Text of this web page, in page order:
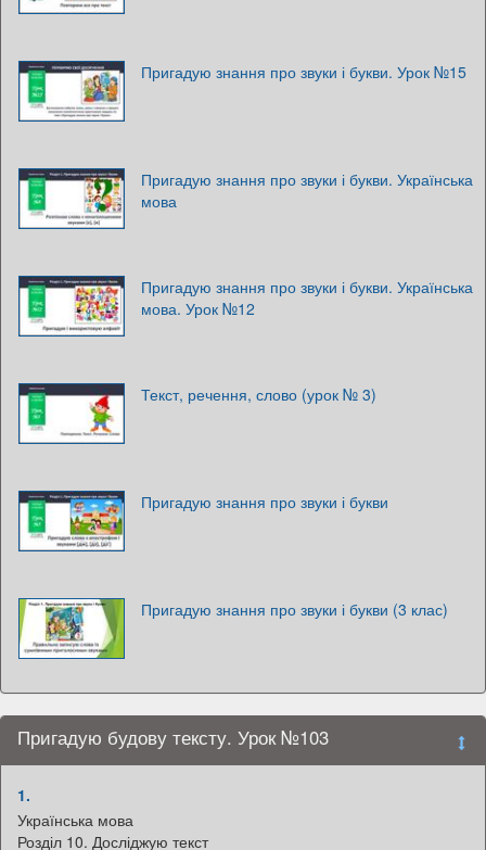
Пригадую знання про звуки і букви. Урок №15
Пригадую знання про звуки і букви. Українська
мова
Пригадую знання про звуки і букви. Українська
мова. Урок №12
Текст, речення, слово (урок № 3)
Пригадую знання про звуки і букви
Пригадую знання про звуки і букви (3 клас)
Пригадую будову тексту. Урок №103
1.
Українська мова
Розділ 10. Досліджую текст